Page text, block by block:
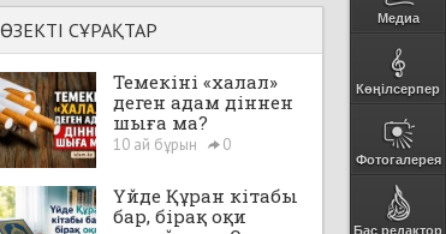
Медиа
Көңілсерпер
Фотогалерея
Бас редактор
ӨЗЕКТІ СҰРАҚТАР
Темекіні «халал»
деген адам діннен
шыға ма?
10 ай бұрын 0
Үйде Құран кітабы
бар, бірақ оқи